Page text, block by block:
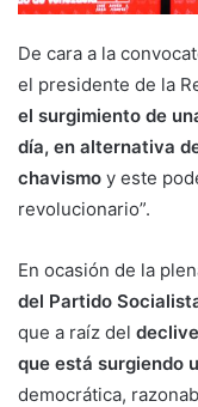
De cara a la
el presidente de la
el surgimiento de
día, en alternativa
chavismo y este
revolucionario”.
En ocasión de la
del Partido
que a raíz del
que está surgiendo
democrática,